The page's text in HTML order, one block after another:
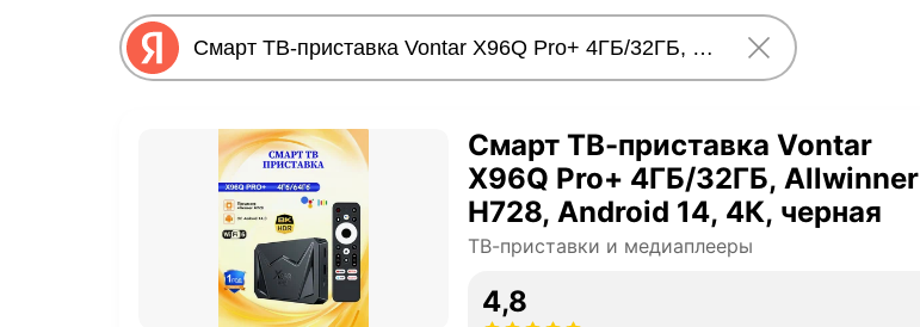
Смарт ТВ-приставка Vontar
X96Q Pro+ 4ГБ/32ГБ, Allwinner
H728, Android 14, 4К, черная
ТВ-приставки и медиаплееры
4,8